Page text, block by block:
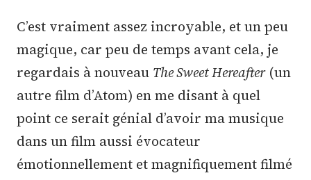
C’est vraiment assez incroyable, et un peu
magique, car peu de temps avant cela, je
regardais à nouveau The Sweet Hereafter(un
autre film d’Atom) en me disant à quel
point ce serait génial d’avoir ma musique
dans un film aussi évocateur
émotionnellement et magnifiquement filmé